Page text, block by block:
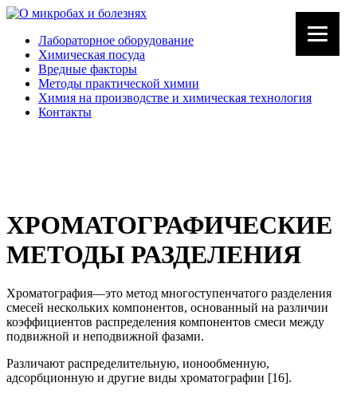
Лабораторное оборудование
Химическая посуда
Вредные факторы
Методы практической химии
Химия на производстве и химическая технология
Контакты
ХРОМАТОГРАФИЧЕСКИЕ
МЕТОДЫ РАЗДЕЛЕНИЯ
Хроматография—это метод многоступенчатого разделения
смесей нескольких компонентов, основанный на различии
коэффициентов распределения компонентов смеси между
подвижной и неподвижной фазами.
Различают распределительную, ионообменную,
адсорбционную и другие виды хроматографии [16].